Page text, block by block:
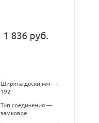
1 836 руб.
Ширина доски,мм —
192
Тип соединения —
замковое